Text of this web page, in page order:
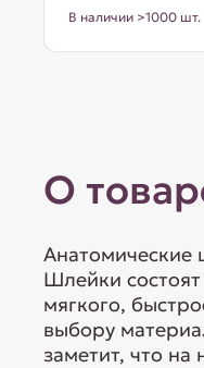
В наличии >1000 шт.
О
Анатомические
Шлейки
мягкого,
выбору
заметит, что